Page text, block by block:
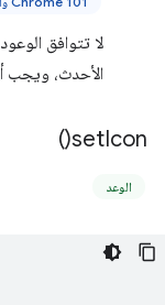
الأحدث، ويجب
setIcon(
)
الوعد